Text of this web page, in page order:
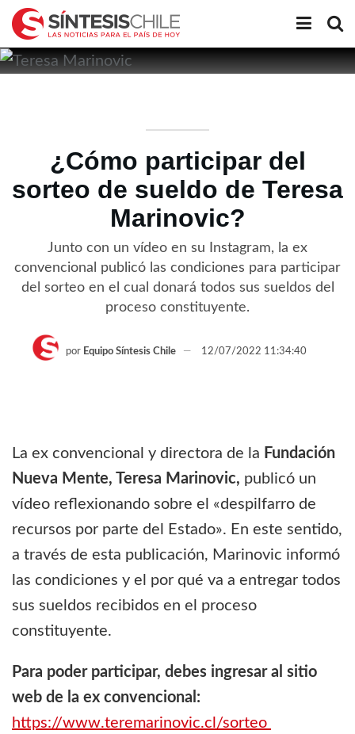
¿Cómo participar del
sorteo de sueldo de Teresa
Marinovic?
Junto con un vídeo en su Instagram, la ex
convencional publicó las condiciones para participar
del sorteo en el cual donará todos sus sueldos del
proceso constituyente.
por Equipo Síntesis Chile 12/07/2022 11:34:40
La ex convencional y directora de la Fundación
Nueva Mente, Teresa Marinovic, publicó un
vídeo reflexionando sobre el «despilfarro de
recursos por parte del Estado». En este sentido,
a través de esta publicación, Marinovic informó
las condiciones y el por qué va a entregar todos
sus sueldos recibidos en el proceso
constituyente.
Para poder participar, debes ingresar al sitio
web de la ex convencional:
https://www.teremarinovic.cl/sorteo